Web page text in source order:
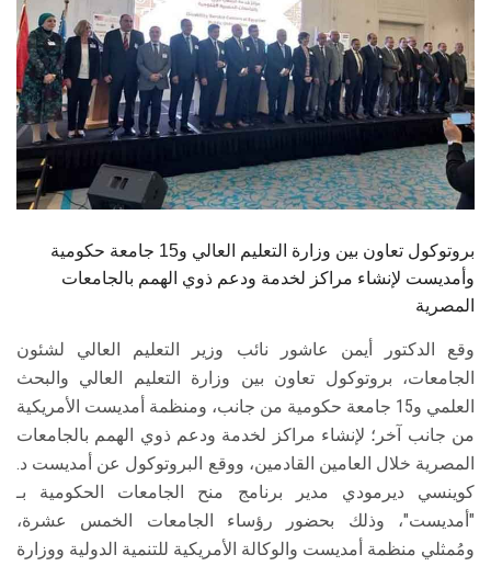
الخريجين
الموظفون
الزائـرون
سجل الان
بروتوكول تعاون بين وزارة التعليم العالي و15 جامعة حكومية
وأمديست لإنشاء مراكز لخدمة ودعم ذوي الهمم بالجامعات
المصرية
وقع الدكتور أيمن عاشور نائب وزير التعليم العالي لشئون
الجامعات، بروتوكول تعاون بين وزارة التعليم العالي والبحث
العلمي و15 جامعة حكومية من جانب، ومنظمة أمديست الأمريكية
من جانب آخر؛ لإنشاء مراكز لخدمة ودعم ذوي الهمم بالجامعات
المصرية خلال العامين القادمين، ووقع البروتوكول عن أمديست د.
كوينسي ديرمودي مدير برنامج منح الجامعات الحكومية بـ
"أمديست"، وذلك بحضور رؤساء الجامعات الخمس عشرة،
ومُمثلي منظمة أمديست والوكالة الأمريكية للتنمية الدولية ووزارة